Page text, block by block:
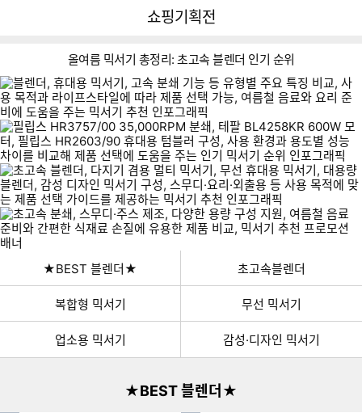
다나와
쇼핑기획전
올여름 믹서기 총정리: 초고속 블렌더 인기 순위
★BEST 블렌더★ 초고속블렌더
복합형 믹서기 무선 믹서기
업소용 믹서기 감성·디자인 믹서기
★BEST 블렌더★